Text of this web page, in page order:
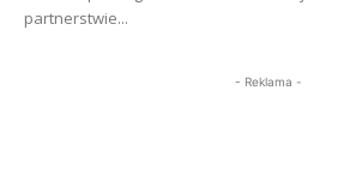
partnerstwie...
- Reklama -